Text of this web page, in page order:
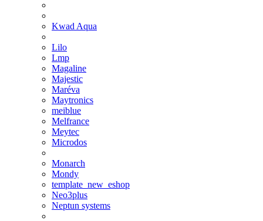
Kwad Aqua
Lilo
Lmp
Magaline
Majestic
Maréva
Maytronics
meiblue
Melfrance
Meytec
Microdos
Monarch
Mondy
template_new_eshop
Neo3plus
Neptun systems